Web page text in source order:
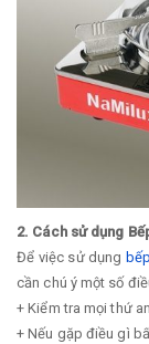
2. Cách sử dụng
Để việc sử dụng
cần chú ý một số
+ Kiểm tra mọi thứ
+ Nếu gặp điều gì